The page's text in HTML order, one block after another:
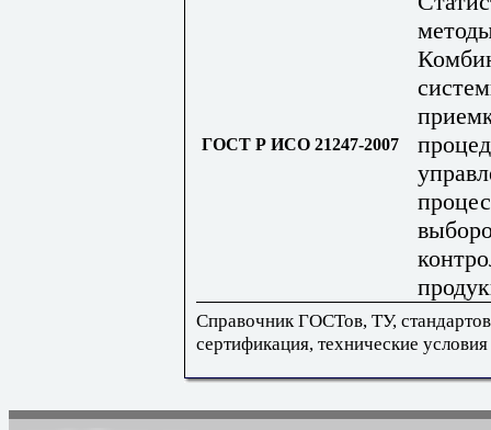
ГОСТ Р ИСО 21247-2007
Справочник ГОСТов, ТУ,
сертификация, технические условия